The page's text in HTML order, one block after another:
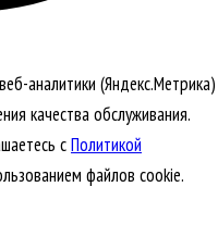
аналитики (Яндекс.Метрика)
качества обслуживания.
сПолитикой
файлов cookie.